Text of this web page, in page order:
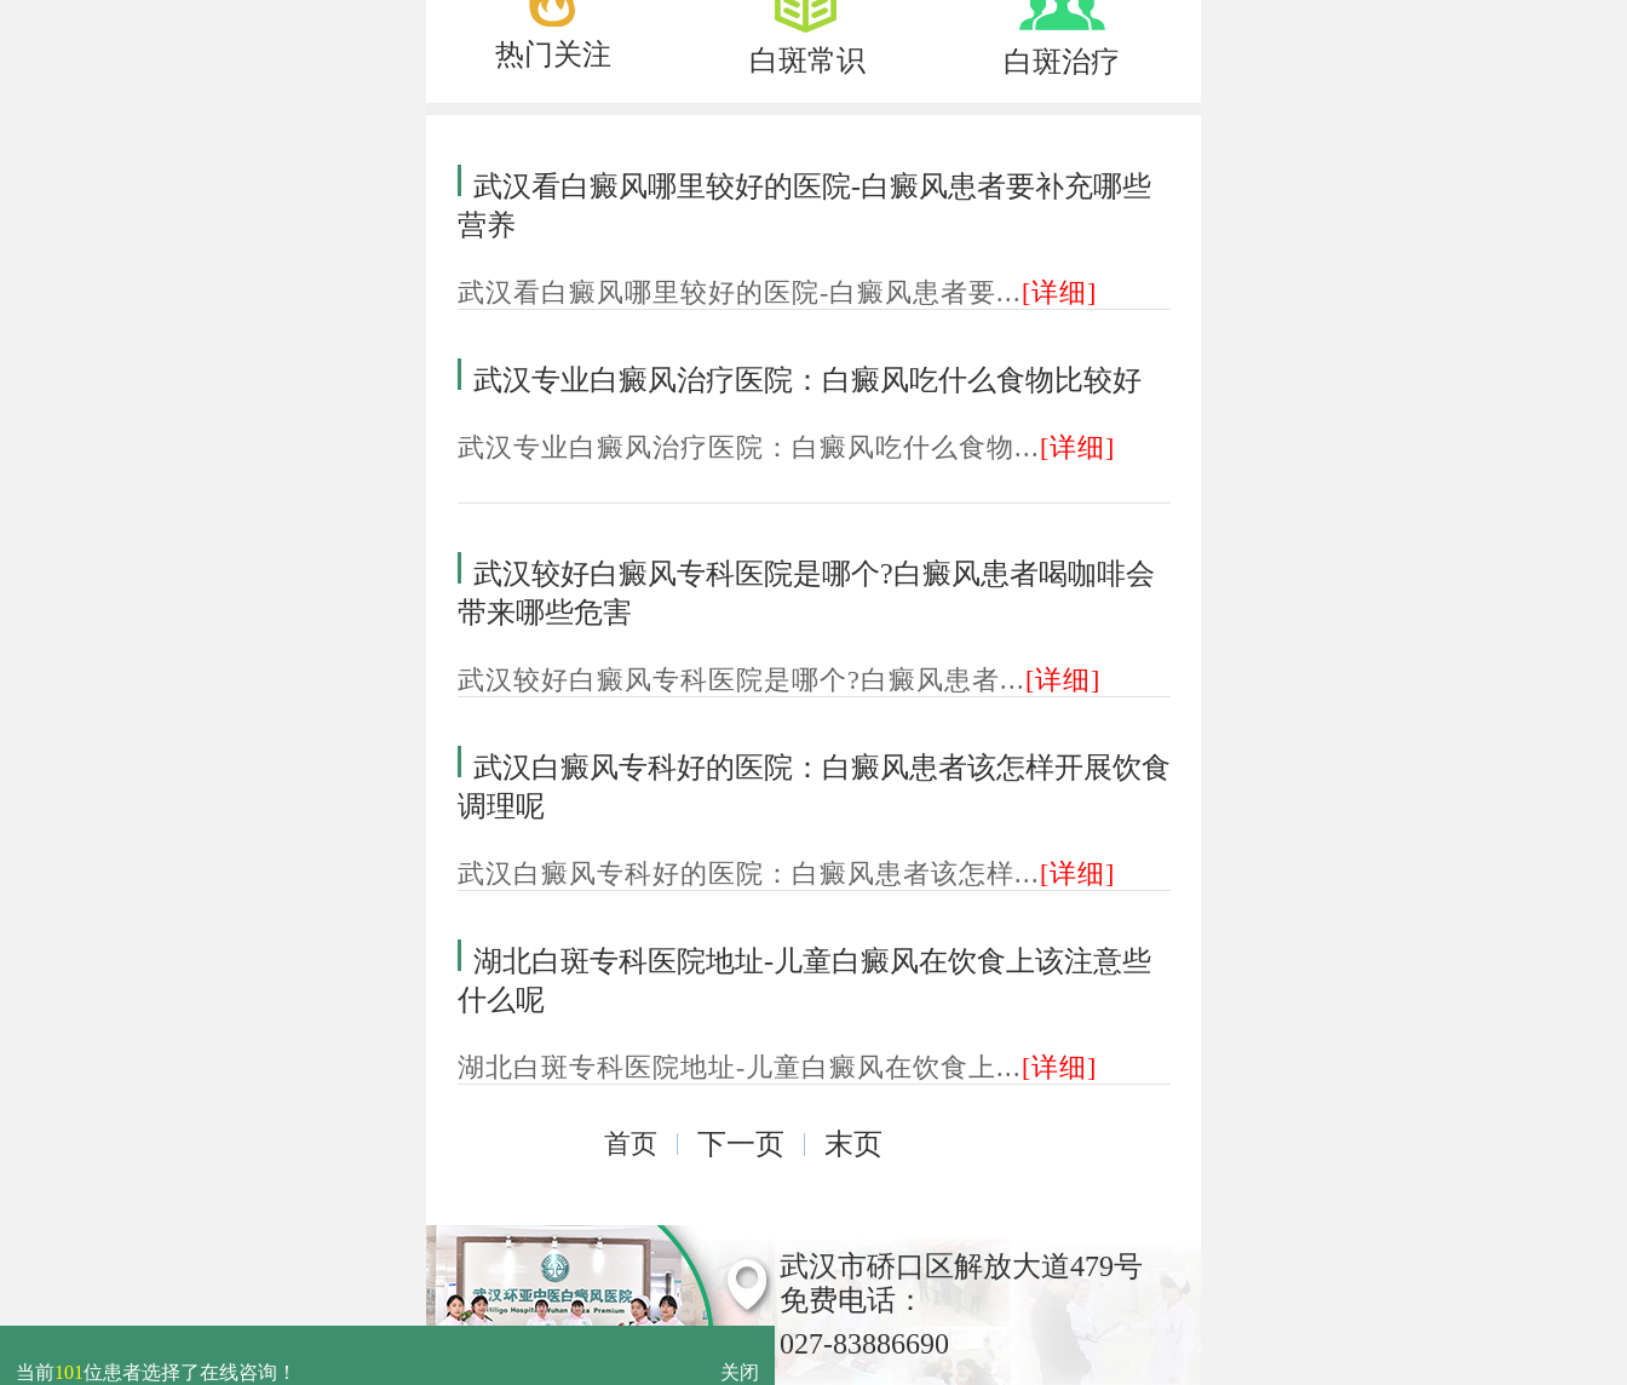
热门关注 白斑常识 白斑治疗
武汉看白癜风哪里较好的医院-白癜风患者要补充哪些
营养
武汉看白癜风哪里较好的医院-白癜风患者要...[详细]
武汉专业白癜风治疗医院：白癜风吃什么食物比较好
武汉专业白癜风治疗医院：白癜风吃什么食物...[详细]
武汉较好白癜风专科医院是哪个?白癜风患者喝咖啡会
带来哪些危害
武汉较好白癜风专科医院是哪个?白癜风患者...[详细]
武汉白癜风专科好的医院：白癜风患者该怎样开展饮食
调理呢
武汉白癜风专科好的医院：白癜风患者该怎样...[详细]
湖北白斑专科医院地址-儿童白癜风在饮食上该注意些
什么呢
湖北白斑专科医院地址-儿童白癜风在饮食上...[详细]
首页 下一页 末页
武汉市硚口区解放大道479号
免费电话：
027-83886690
当前101位患者选择了在线咨询！ 关闭